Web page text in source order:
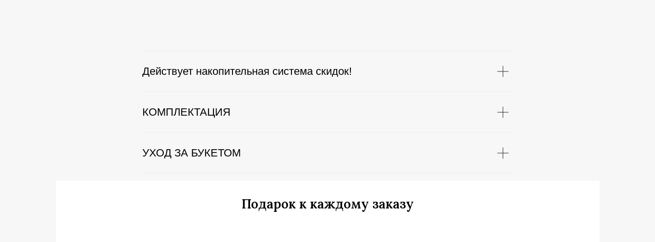
Действует накопительная система скидок!
КОМПЛЕКТАЦИЯ
УХОД ЗА БУКЕТОМ
Подарок к каждому заказу